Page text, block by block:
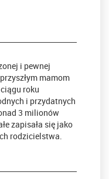
i pewnej
mamom
roku
i przydatnych
3 milionów
zapisała się jako
rodzicielstwa.